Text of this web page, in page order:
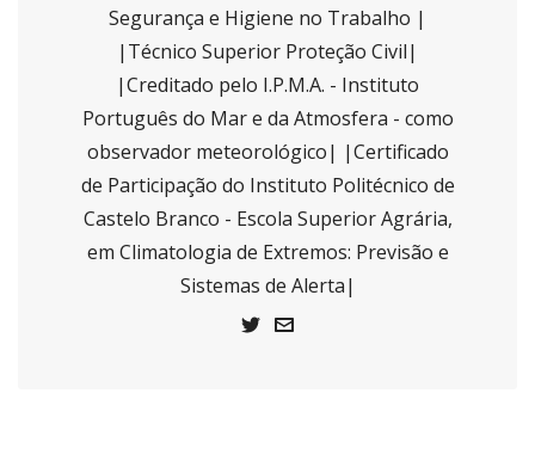
Segurança e Higiene no Trabalho |
|Técnico Superior Proteção Civil|
|Creditado pelo I.P.M.A. - Instituto
Português do Mar e da Atmosfera - como
observador meteorológico| |Certificado
de Participação do Instituto Politécnico de
Castelo Branco - Escola Superior Agrária,
em Climatologia de Extremos: Previsão e
Sistemas de Alerta|